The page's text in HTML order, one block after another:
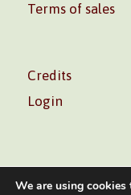
Terms of sales
Credits
Login
We are using cookies